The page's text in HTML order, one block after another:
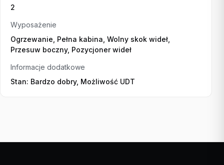
2
Wyposażenie
Ogrzewanie, Pełna kabina, Wolny skok wideł,
Przesuw boczny, Pozycjoner wideł
Informacje dodatkowe
Stan: Bardzo dobry, Możliwość UDT